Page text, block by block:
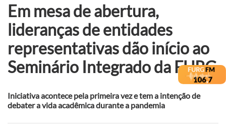
Em mesa de abertura,
lideranças de entidades
representativas dão início ao
Seminário Integrado da FURG
Iniciativa acontece pela primeira vez e tem a intenção de
debater a vida acadêmica durante a pandemia